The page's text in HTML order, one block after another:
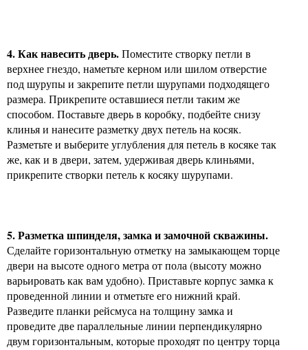
4. Как навесить дверь.Поместите створку петли в
верхнее гнездо, наметьте керном или шилом отверстие
под шурупы и закрепите петли шурупами подходящего
размера. Прикрепите оставшиеся петли таким же
способом. Поставьте дверь в коробку, подбейте снизу
клинья и нанесите разметку двух петель на косяк.
Разметьте и выберите углубления для петель в косяке так
же, как и в двери, затем, удерживая дверь клиньями,
прикрепите створки петель к косяку шурупами.
5. Разметка шпинделя, замка и замочной скважины.
Сделайте горизонтальную отметку на замыкающем торце
двери на высоте одного метра от пола (высоту можно
варьировать как вам удобно). Приставьте корпус замка к
проведенной линии и отметьте его нижний край.
Разведите планки рейсмуса на толщину замка и
проведите две параллельные линии перпендикулярно
двум горизонтальным, которые проходят по центру торца